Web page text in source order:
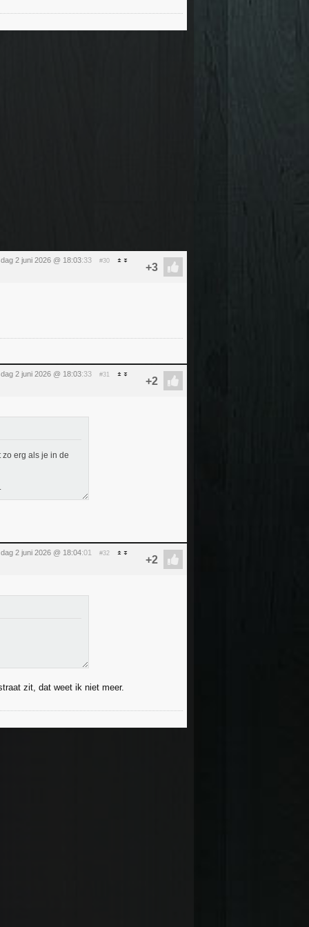
2 juni 2026 @ 18:03:33 #30
2 juni 2026 @ 18:03:33 #31
erg als je in de
2 juni 2026 @ 18:04:01 #32
zit, dat weet ik niet meer.